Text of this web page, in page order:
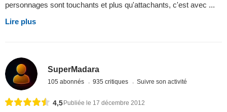
personnages sont touchants et plus qu'attachants, c'est avec ...
Lire plus
SuperMadara
105 abonnés 935 critiques Suivre son activité
4,5Publiée le 17 décembre 2012